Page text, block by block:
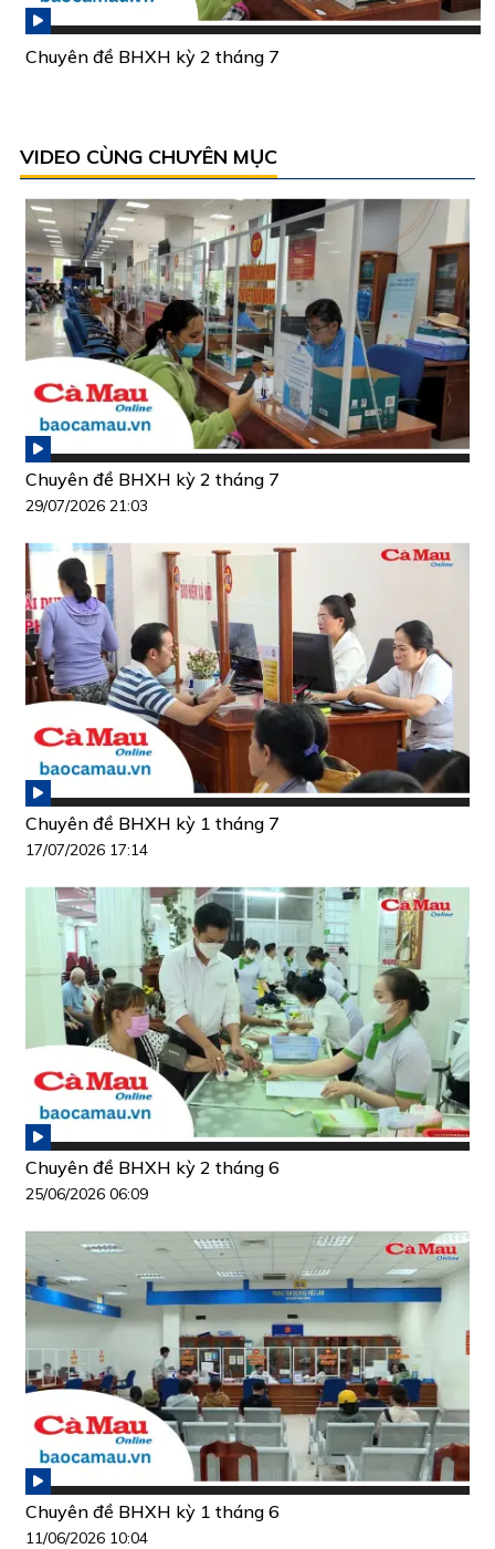
Chuyên đề BHXH kỳ 2 tháng 7
VIDEO CÙNG CHUYÊN MỤC
Chuyên đề BHXH kỳ 2 tháng 7
29/07/2026 21:03
Chuyên đề BHXH kỳ 1 tháng 7
17/07/2026 17:14
Chuyên đề BHXH kỳ 2 tháng 6
25/06/2026 06:09
Chuyên đề BHXH kỳ 1 tháng 6
11/06/2026 10:04